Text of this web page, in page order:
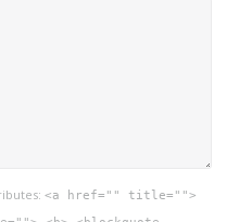
<a href="" title="">